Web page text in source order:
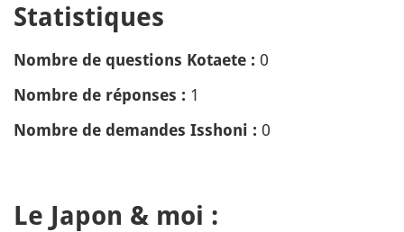
Statistiques
Nombre de questions Kotaete : 0
Nombre de réponses : 1
Nombre de demandes Isshoni : 0
Le Japon & moi :